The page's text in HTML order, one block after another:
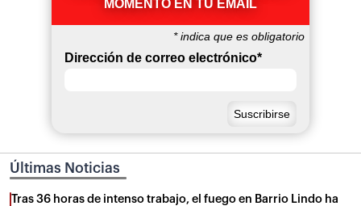
MOMENTO EN TU EMAIL
*indica que es obligatorio
Dirección de correo electrónico*
Últimas Noticias
Tras 36 horas de intenso trabajo, el fuego en Barrio Lindo ha